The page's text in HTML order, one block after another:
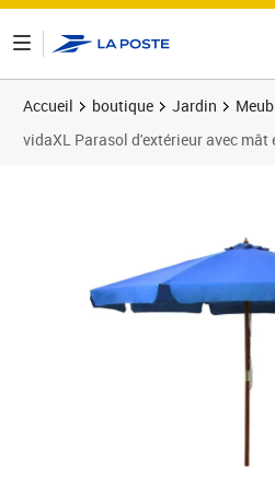
Accueil boutique Jardin
vidaXL Parasol d'extérieur avec mât